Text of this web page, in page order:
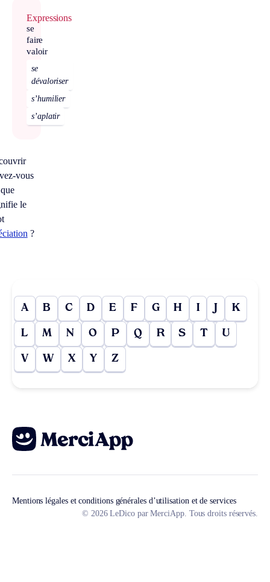
Expressions
se
faire
valoir
se
dévaloriser
s’humilier
s’aplatir
vous
le
?
A B C D E F G H I J K
L M N O P Q R S T U
V W X Y Z
Mentions légales et conditions générales d’utilisation et de services
© 2026 LeDico par MerciApp. Tous droits réservés.